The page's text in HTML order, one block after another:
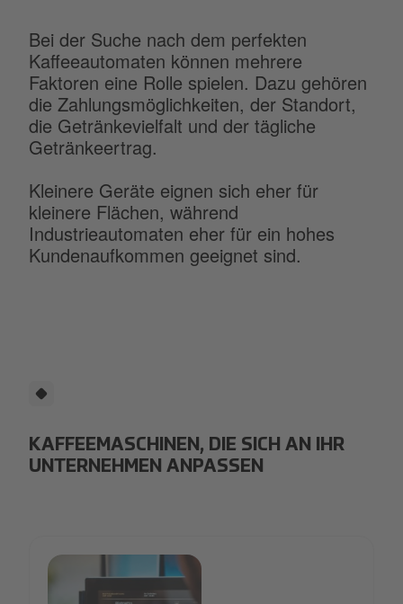
Bei der Suche nach dem perfekten
Kaffeeautomaten können mehrere
Faktoren eine Rolle spielen. Dazu gehören
die Zahlungsmöglichkeiten, der Standort,
die Getränkevielfalt und der tägliche
Getränkeertrag.
Kleinere Geräte eignen sich eher für
kleinere Flächen, während
Industrieautomaten eher für ein hohes
Kundenaufkommen geeignet sind.
KAFFEEMASCHINEN, DIE SICH AN IHR
UNTERNEHMEN ANPASSEN